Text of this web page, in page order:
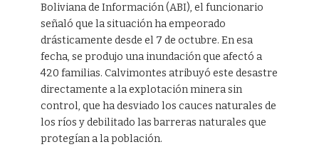
Boliviana de Información (ABI), el funcionario
señaló que la situación ha empeorado
drásticamente desde el 7 de octubre. En esa
fecha, se produjo una inundación que afectó a
420 familias. Calvimontes atribuyó este desastre
directamente a la explotación minera sin
control, que ha desviado los cauces naturales de
los ríos y debilitado las barreras naturales que
protegían a la población.